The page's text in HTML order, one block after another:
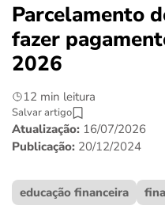
crédito fácil
ferramentas
Parcelamento
fazer
2026
12 min leitura
Salvar artigo
Atualização: 16/07/2026
Publicação: 20/12/2024
educação financeira